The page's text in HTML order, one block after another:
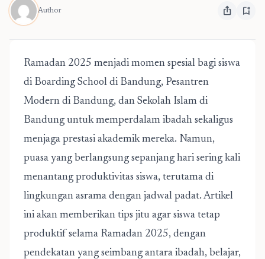
Author ios_share bookmark_add
Ramadan 2025 menjadi momen spesial bagi siswa
di Boarding School di Bandung, Pesantren
Modern di Bandung, dan Sekolah Islam di
Bandung untuk memperdalam ibadah sekaligus
menjaga prestasi akademik mereka. Namun,
puasa yang berlangsung sepanjang hari sering kali
menantang produktivitas siswa, terutama di
lingkungan asrama dengan jadwal padat. Artikel
ini akan memberikan tips jitu agar siswa tetap
produktif selama Ramadan 2025, dengan
pendekatan yang seimbang antara ibadah, belajar,